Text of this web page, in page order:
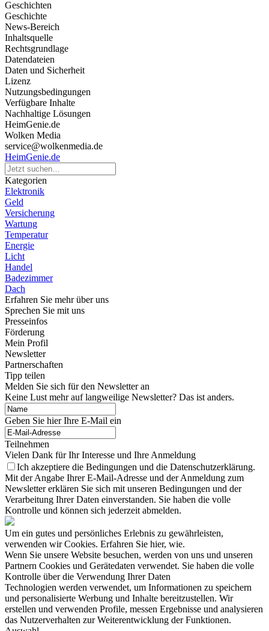
Geschichten
Geschichte
News-Bereich
Inhaltsquelle
Rechtsgrundlage
Datendateien
Daten und Sicherheit
Lizenz
Nutzungsbedingungen
Verfügbare Inhalte
Nachhaltige Lösungen
HeimGenie.de
Wolken Media
service@wolkenmedia.de
HeimGenie.de
Kategorien
Elektronik
Geld
Versicherung
Wartung
Temperatur
Energie
Licht
Handel
Badezimmer
Dach
Erfahren Sie mehr über uns
Sprechen Sie mit uns
Presseinfos
Förderung
Mein Profil
Newsletter
Partnerschaften
Tipp teilen
Melden Sie sich für den Newsletter an
Keine Lust mehr auf langweilige Newsletter? Das ist anders.
Geben Sie hier Ihre E-Mail ein
Teilnehmen
Vielen Dank für Ihr Interesse und Ihre Anmeldung
Ich akzeptiere die Bedingungen und die Datenschutzerklärung.
Mit der Angabe Ihrer E-Mail-Adresse und der Anmeldung zum
Newsletter erklären Sie sich mit unseren Bedingungen und der
Verarbeitung Ihrer Daten einverstanden. Sie haben die volle
Kontrolle und können sich jederzeit abmelden.
Um ein gutes und persönliches Erlebnis zu gewährleisten,
verwenden wir Cookies. Erfahren Sie hier, wie.
Wenn Sie unsere Website besuchen, werden von uns und unseren
Partnern Cookies und Gerätedaten verwendet. Sie haben die volle
Kontrolle über die Verwendung Ihrer Daten
Technologien werden verwendet, um Informationen zu speichern
und personalisierte Werbung und Inhalte bereitzustellen. Wir
erstellen und verwenden Profile, messen Ergebnisse und analysieren
das Nutzerverhalten zur Weiterentwicklung der Funktionen.